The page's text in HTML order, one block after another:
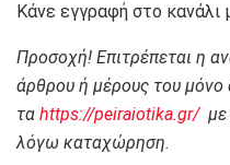
Κάνε εγγραφή στο κανάλι
Προσοχή! Επιτρέπεται η
άρθρου ή μέρους του
τα https://peiraiotika.gr/με
λόγω καταχώρηση.